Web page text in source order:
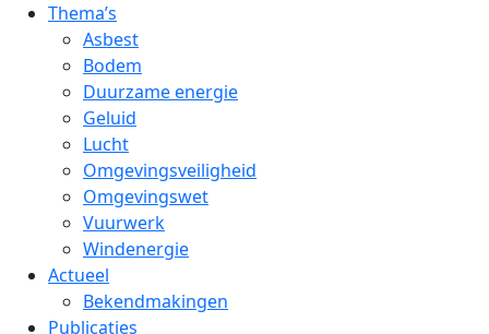
Thema’s
Asbest
Bodem
Duurzame energie
Geluid
Lucht
Omgevingsveiligheid
Omgevingswet
Vuurwerk
Windenergie
Actueel
Bekendmakingen
Publicaties